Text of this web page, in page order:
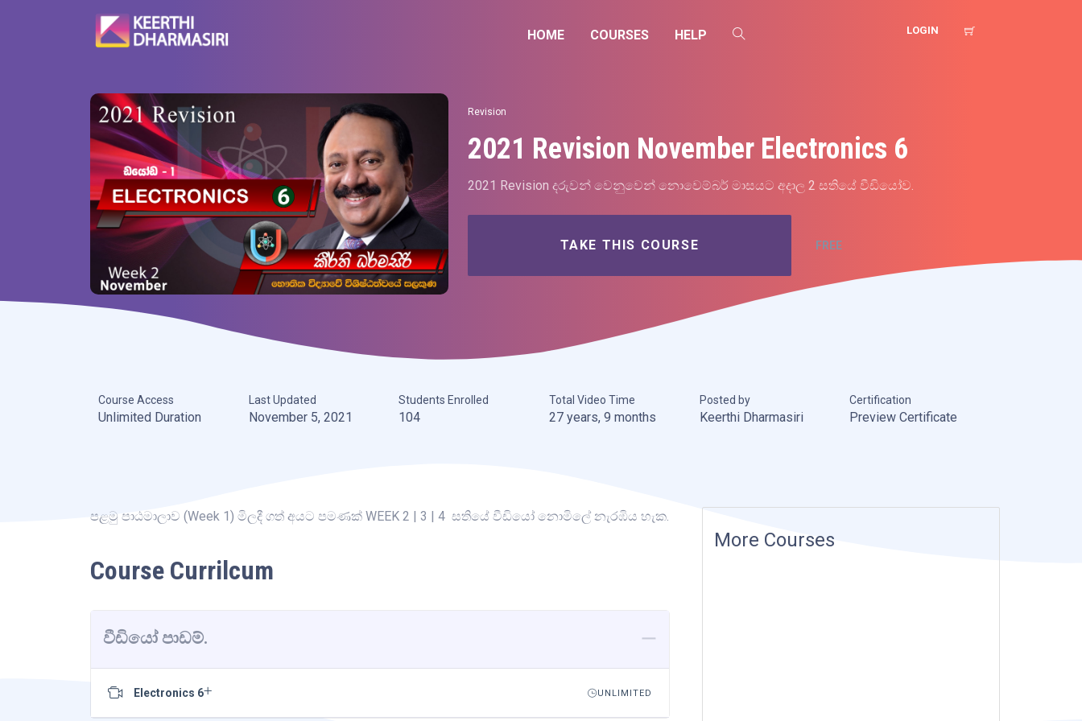
HOME COURSES HELP LOGIN
Revision
2021 Revision November Electronics 6
2021 Revision දරුවන් වෙනුවෙන් නොවෙම්බර් මාසයට අදාල 2 සතියේ වීඩියෝව.
TAKE THIS COURSE FREE
Course Access
Unlimited Duration
Last Updated
November 5, 2021
Students Enrolled
104
Total Video Time
27 years, 9 months
Posted by
Keerthi Dharmasiri
Certification
Preview Certificate
පළමු පාඨමාලාව (Week 1) මිලදී ගත් අයට පමණක් WEEK 2 | 3 | 4 සතියේ වීඩියෝ නොමිලේ නැරඹිය හැක.
Course Currilcum
වීඩියෝ පාඩම්.
Electronics 6 UNLIMITED
More Courses